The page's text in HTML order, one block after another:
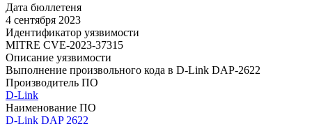
Дата бюллетеня
4 сентября 2023
Идентификатор уязвимости
MITRE CVE-2023-37315
Описание уязвимости
Выполнение произвольного кода в D-Link DAP-2622
Производитель ПО
D-Link
Наименование ПО
D-Link DAP 2622